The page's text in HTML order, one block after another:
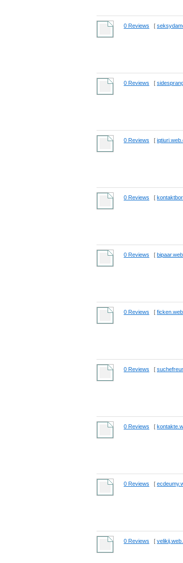
0 Reviews [
0 Reviews [
0 Reviews [
0 Reviews [
0 Reviews [
0 Reviews [
0 Reviews [
0 Reviews [
0 Reviews [
0 Reviews [